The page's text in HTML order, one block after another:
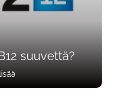
suuvettä?